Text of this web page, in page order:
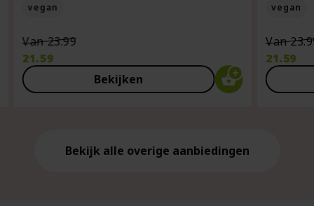
vegan
Van23.99Oorspronkelijke
was:
€23.99.
21.59
Huidige
prijs
Bekijken
vegan
Van
21.59
Huidige
prijs
Bekijk alle overige aanbiedingen